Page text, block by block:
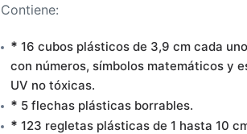
Contiene:
* 16 cubos plásticos de 3,9 cm cada
con números, símbolos matemáticos y
UV no tóxicas.
* 5 flechas plásticas borrables.
* 123 regletas plásticas de 1 hasta 10